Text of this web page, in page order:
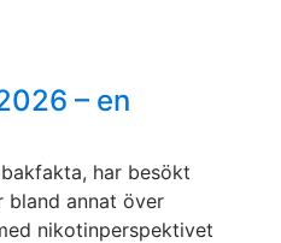
– en
har besökt
bland annat över
nikotinperspektivet